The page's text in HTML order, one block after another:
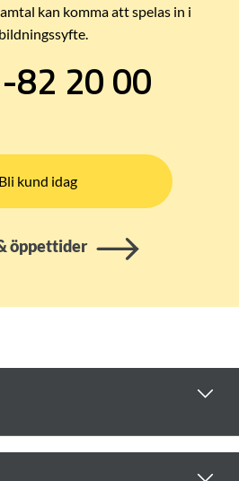
kan komma att spelas in i
82 20 00
Bli kund idag
öppettider